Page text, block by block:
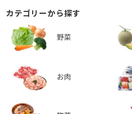
カテゴリーから探す